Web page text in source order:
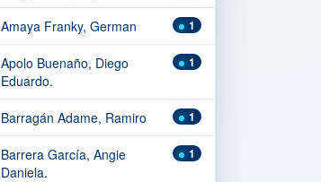
1
Amaya Franky, German
1
Apolo Buenaño, Diego
Eduardo.
1
Barragán Adame, Ramiro
1
Barrera García, Angie
Daniela.